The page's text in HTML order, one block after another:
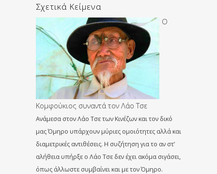
Σχετικά Κείμενα
Ο
Κομφούκιος συναντά τον Λάο Τσε
Ανάμεσα στον Λάο Τσε των Κινέζων και τον δικό
μας Όμηρο υπάρχουν μύριες ομοιότητες αλλά και
διαμετρικές αντιθέσεις. Η συζήτηση για το αν στ’
αλήθεια υπήρξε ο Λάο Τσε δεν έχει ακόμα σιγάσει,
όπως άλλωστε συμβαίνει και με τον Όμηρο.